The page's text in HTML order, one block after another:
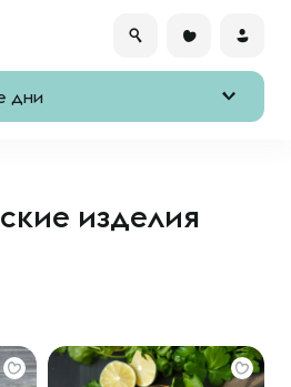
дни
изделия